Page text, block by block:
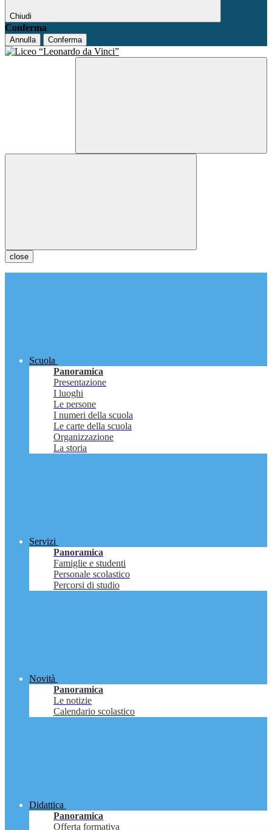
Chiudi
Conferma
Annulla Conferma
close
Scuola
Panoramica
Presentazione
I luoghi
Le persone
I numeri della scuola
Le carte della scuola
Organizzazione
La storia
Servizi
Panoramica
Famiglie e studenti
Personale scolastico
Percorsi di studio
Novità
Panoramica
Le notizie
Calendario scolastico
Didattica
Panoramica
Offerta formativa